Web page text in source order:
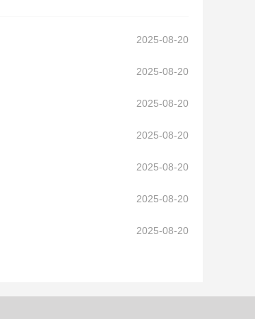
2025-08-20
2025-08-20
2025-08-20
2025-08-20
2025-08-20
2025-08-20
2025-08-20